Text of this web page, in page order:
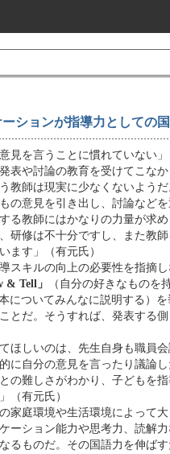
ションが指導力としての
見を言うことに慣れていない
表や討論の教育を受けてこな
教師は現実に少なくないようだ
の意見を引き出し、討論など
る教師にはかなりの力量が求
研修は不十分ですし、また教
ます」（有元氏）
スキルの向上の必要性を指摘
& Tell」 （自分の好きなものを
についてみんなに説明する）
とだ。そうすれば、発表する
ほしいのは、先生自身も職員
に自分の意見を言ったり議論
の難しさがわかり、子どもを
（有元氏）
家庭環境や生活環境によって
ーション能力や思考力、読解
るものだ。その国語力を伸ば